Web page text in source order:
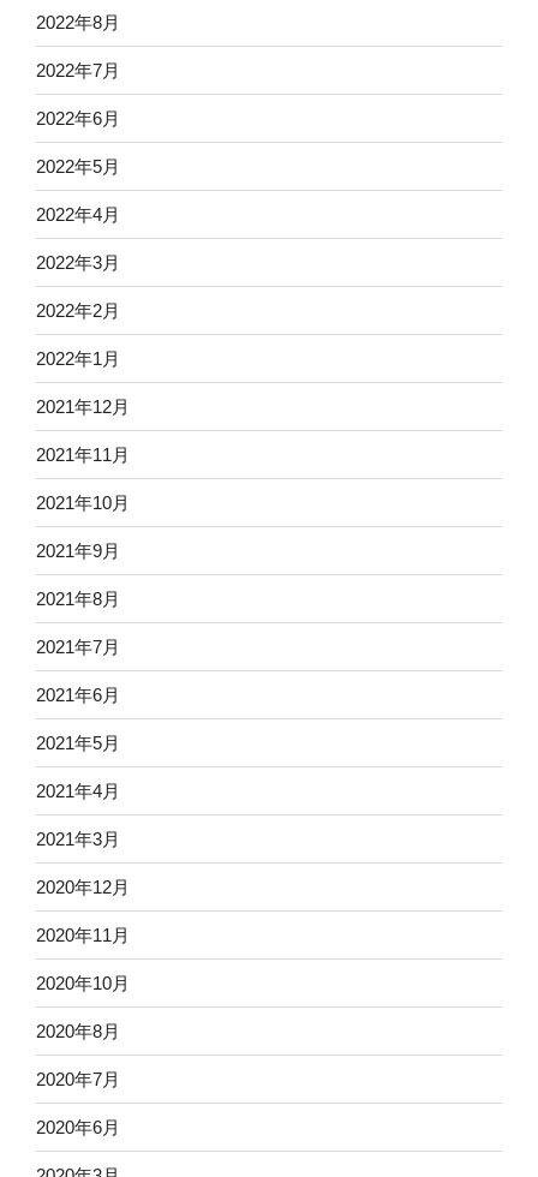
2022年8月
2022年7月
2022年6月
2022年5月
2022年4月
2022年3月
2022年2月
2022年1月
2021年12月
2021年11月
2021年10月
2021年9月
2021年8月
2021年7月
2021年6月
2021年5月
2021年4月
2021年3月
2020年12月
2020年11月
2020年10月
2020年8月
2020年7月
2020年6月